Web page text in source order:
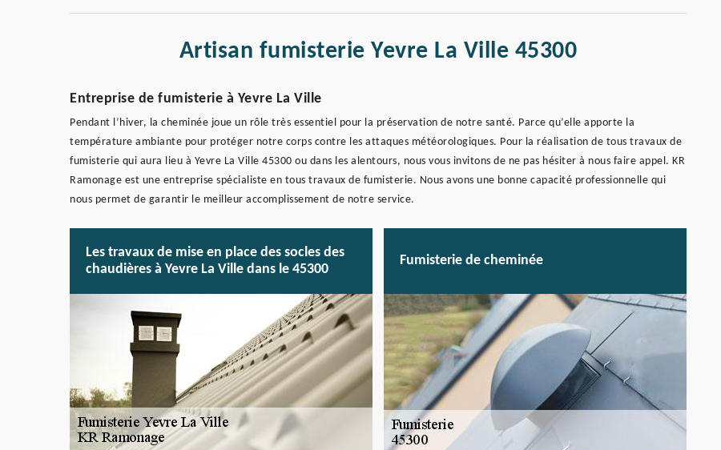
Artisan fumisterie Yevre La Ville 45300
Entreprise de fumisterie à Yevre La Ville
Pendant l’hiver, la cheminée joue un rôle très essentiel pour la préservation de notre santé. Parce qu’elle apporte la
température ambiante pour protéger notre corps contre les attaques météorologiques. Pour la réalisation de tous travaux de
fumisterie qui aura lieu à Yevre La Ville 45300 ou dans les alentours, nous vous invitons de ne pas hésiter à nous faire appel. KR
Ramonage est une entreprise spécialiste en tous travaux de fumisterie. Nous avons une bonne capacité professionnelle qui
nous permet de garantir le meilleur accomplissement de notre service.
Les travaux de mise en place des socles des
chaudières à Yevre La Ville dans le 45300
Fumisterie de cheminée